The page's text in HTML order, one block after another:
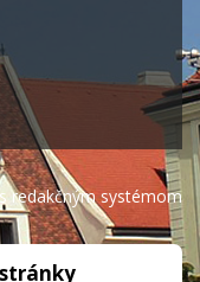
redakčným systémom